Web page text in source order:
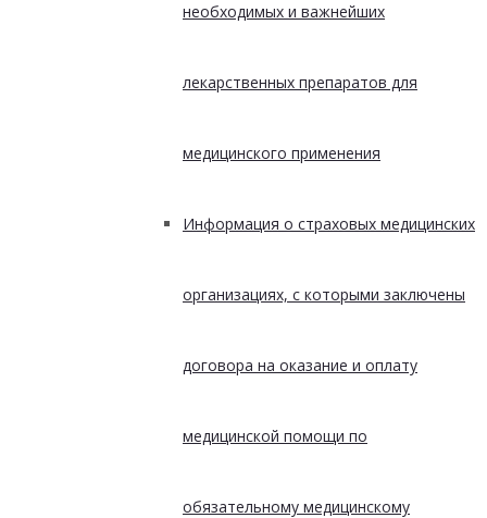
необходимых и важнейших
лекарственных препаратов для
медицинского применения
Информация о страховых медицинских
организациях, с которыми заключены
договора на оказание и оплату
медицинской помощи по
обязательному медицинскому